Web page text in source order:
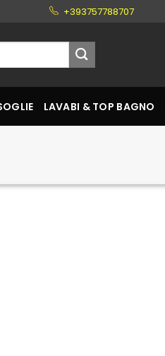
+393757788707
LAVABI & TOP BAGNO